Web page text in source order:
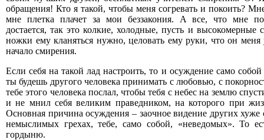
обращения! Кто я такой, чтобы меня согревать и покоить?
мне плетка плачет за мои беззакония. А все, что мне
достается, так это колкие, холодные, пусть и
ножки ему кланяться нужно, целовать ему руки, что он
начало смирения.
Если себя на такой лад настроить, то и осуждение само
ты будешь другого человека принимать с любовью, с
тебе этого человека послал, чтобы тебя с небес на землю
и не мнил себя великим праведником, на которого при
Основная причина осуждения – заочное видение других
немыслимых грехах, тебе, само собой, «неведомых». То
гордыню.